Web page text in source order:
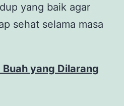
yang baik agar
sehat selama masa
yang Dilarang